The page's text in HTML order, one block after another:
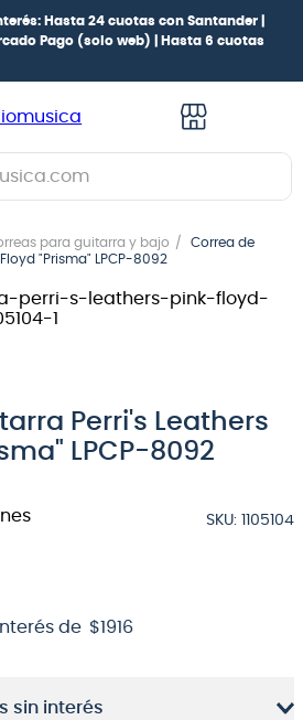
Hasta 24 cuotas con Santander |
Pago (solo web) |
Hasta 6 cuotas
para guitarra y bajo
Correa de
"Prisma" LPCP-8092
Perri's Leathers
LPCP-8092
SKU: 1105104
de $1916
sin interés